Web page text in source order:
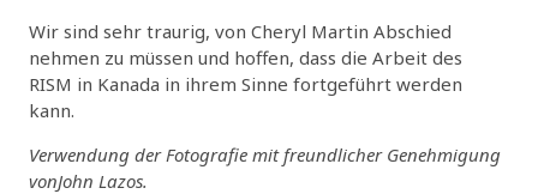
Wir sind sehr traurig, von Cheryl Martin Abschied
nehmen zu müssen und hoffen, dass die Arbeit des
RISM in Kanada in ihrem Sinne fortgeführt werden
kann.
Verwendung der Fotografie mit freundlicher Genehmigung
vonJohn Lazos.